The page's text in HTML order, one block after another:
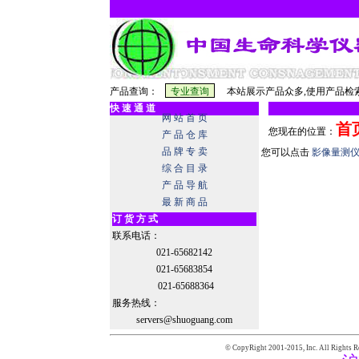
产品查询：
本站展示产品众多,使用产品检
快 速 通 道
网 站 首 页
产 品 仓 库
品 牌 专 卖
综 合 目 录
产 品 导 航
最 新 商 品
订 货 方 式
联系电话：
021-65682142
021-65683854
021-65688364
服务热线：
servers@shuoguang.com
您现在的位置： 首
您可以点击 影像量测
© CopyRight 2001-2015, Inc. All Rights